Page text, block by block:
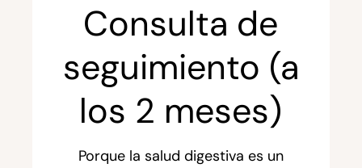
Consulta de
seguimiento (a
los 2 meses)
Porque la salud digestiva es un